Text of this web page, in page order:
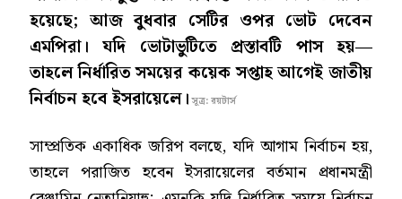
হয়েছে; আজ বুধবার সেটির ওপর ভোট দেবেন
এমপিরা। যদি ভোটাভুটিতে প্রস্তাবটি পাস হয়—
তাহলে নির্ধারিত সময়ের কয়েক সপ্তাহ আগেই জাতীয়
নির্বাচন হবে ইসরায়েলে।সূত্র: রয়টার্স
সাম্প্রতিক একাধিক জরিপ বলছে, যদি আগাম নির্বাচন হয়,
তাহলে পরাজিত হবেন ইসরায়েলের বর্তমান প্রধানমন্ত্রী